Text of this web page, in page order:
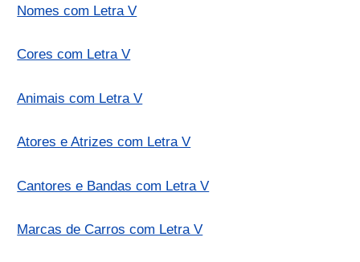
Nomes com Letra V
Cores com Letra V
Animais com Letra V
Atores e Atrizes com Letra V
Cantores e Bandas com Letra V
Marcas de Carros com Letra V